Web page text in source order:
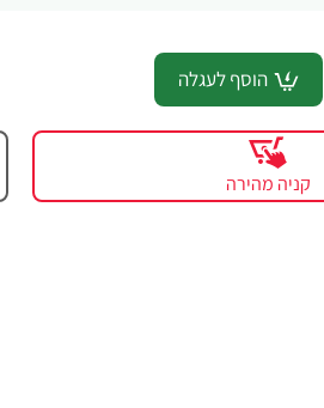
הוסף לעגלה
קניה מהירה